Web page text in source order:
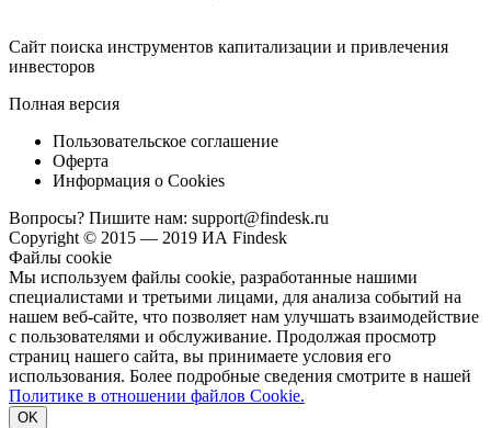
Cайт поиска инструментов капитализации и привлечения
инвесторов
Полная версия
Пользовательское соглашение
Оферта
Информация о Cookies
Вопросы? Пишите нам: support@findesk.ru
Copyright © 2015 — 2019 ИА Findesk
Файлы cookie
Мы используем файлы cookie, разработанные нашими
специалистами и третьими лицами, для анализа событий на
нашем веб-сайте, что позволяет нам улучшать взаимодействие
с пользователями и обслуживание. Продолжая просмотр
страниц нашего сайта, вы принимаете условия его
использования. Более подробные сведения смотрите в нашей
Политике в отношении файлов Cookie.
OK